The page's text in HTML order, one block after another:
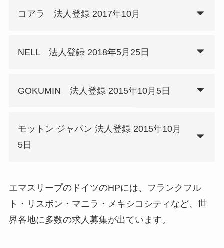
コアラ 法人登録 2017年10月
NELL 法人登録 2018年5月25日
GOKUMIN 法人登録 2015年10月5日
モットン ジャパン 法人登録 2015年10月
5日
エマスリープのドイツのHPには、フランクフル
ト・リスボン・マニラ・メキシコシティなど、世
界各地に多数の求人募集が出ています。